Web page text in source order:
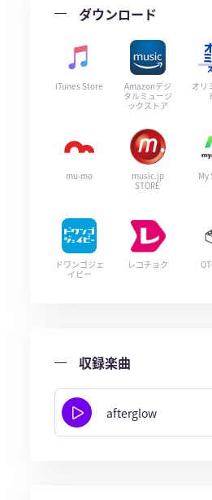
ダウンロード
iTunes Store
Amazonデジ
タルミュージ
ックストア
オリ
mu-mo
music.jp
STORE
My
ドワンゴジェ
イピー
レコチョク
収録楽曲
afterglow